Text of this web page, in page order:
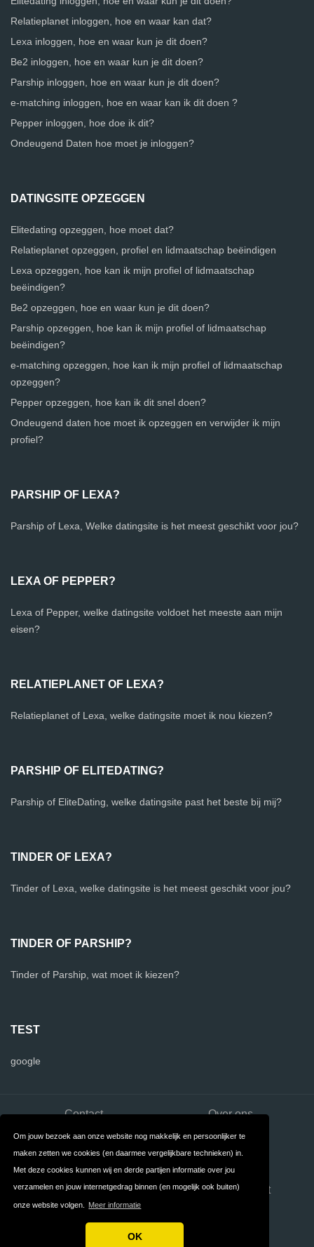
Om jouw bezoek aan onze website nog makkelijk en persoonlijker te
maken zetten we cookies (en daarmee vergelijkbare technieken) in.
Met deze cookies kunnen wij en derde partijen informatie over jou
verzamelen en jouw internetgedrag binnen (en mogelijk ook buiten)
onze website volgen. Meer informatie
OK
Relatieplanet inloggen, hoe en waar kan dat?
Lexa inloggen, hoe en waar kun je dit doen?
Be2 inloggen, hoe en waar kun je dit doen?
Parship inloggen, hoe en waar kun je dit doen?
e-matching inloggen, hoe en waar kan ik dit doen ?
Pepper inloggen, hoe doe ik dit?
Ondeugend Daten hoe moet je inloggen?
DATINGSITE OPZEGGEN
Elitedating opzeggen, hoe moet dat?
Relatieplanet opzeggen, profiel en lidmaatschap beëindigen
Lexa opzeggen, hoe kan ik mijn profiel of lidmaatschap
beëindigen?
Be2 opzeggen, hoe en waar kun je dit doen?
Parship opzeggen, hoe kan ik mijn profiel of lidmaatschap
beëindigen?
e-matching opzeggen, hoe kan ik mijn profiel of lidmaatschap
opzeggen?
Pepper opzeggen, hoe kan ik dit snel doen?
Ondeugend daten hoe moet ik opzeggen en verwijder ik mijn
profiel?
PARSHIP OF LEXA?
Parship of Lexa, Welke datingsite is het meest geschikt voor jou?
LEXA OF PEPPER?
Lexa of Pepper, welke datingsite voldoet het meeste aan mijn
eisen?
RELATIEPLANET OF LEXA?
Relatieplanet of Lexa, welke datingsite moet ik nou kiezen?
PARSHIP OF ELITEDATING?
Parship of EliteDating, welke datingsite past het beste bij mij?
TINDER OF LEXA?
Tinder of Lexa, welke datingsite is het meest geschikt voor jou?
TINDER OF PARSHIP?
Tinder of Parship, wat moet ik kiezen?
TEST
google
Contact Over ons
Privacy Algemene
Voorwaarden
FAQ Dating overzicht
Copyright © 2026 Dating Sites Vergelijken